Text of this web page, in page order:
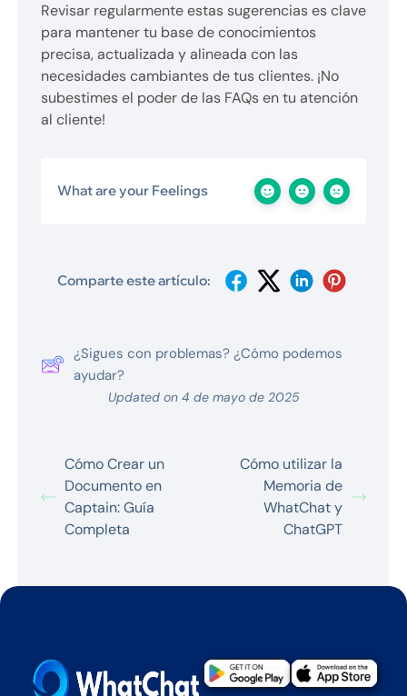
Revisar regularmente estas sugerencias es clave
para mantener tu base de conocimientos
precisa, actualizada y alineada con las
necesidades cambiantes de tus clientes. ¡No
subestimes el poder de las FAQs en tu atención
al cliente!
What are your Feelings
Comparte este artículo:
¿Sigues con problemas? ¿Cómo podemos
ayudar?
Updated on 4 de mayo de 2025
Cómo Crear un
Documento en
Captain: Guía
Completa
Cómo utilizar la
Memoria de
WhatChat y
ChatGPT